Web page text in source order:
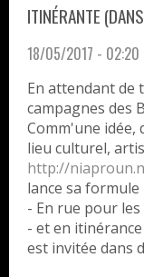
ITINÉRANTE
18/05/2017 - 02:20
En attendant de
campagnes des
Comm'une idée,
lieu culturel,
http://
lance sa
- En rue pour
- et en
est invitée dans